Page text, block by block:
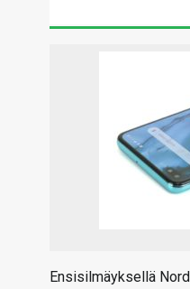
Ensisilmäyksellä